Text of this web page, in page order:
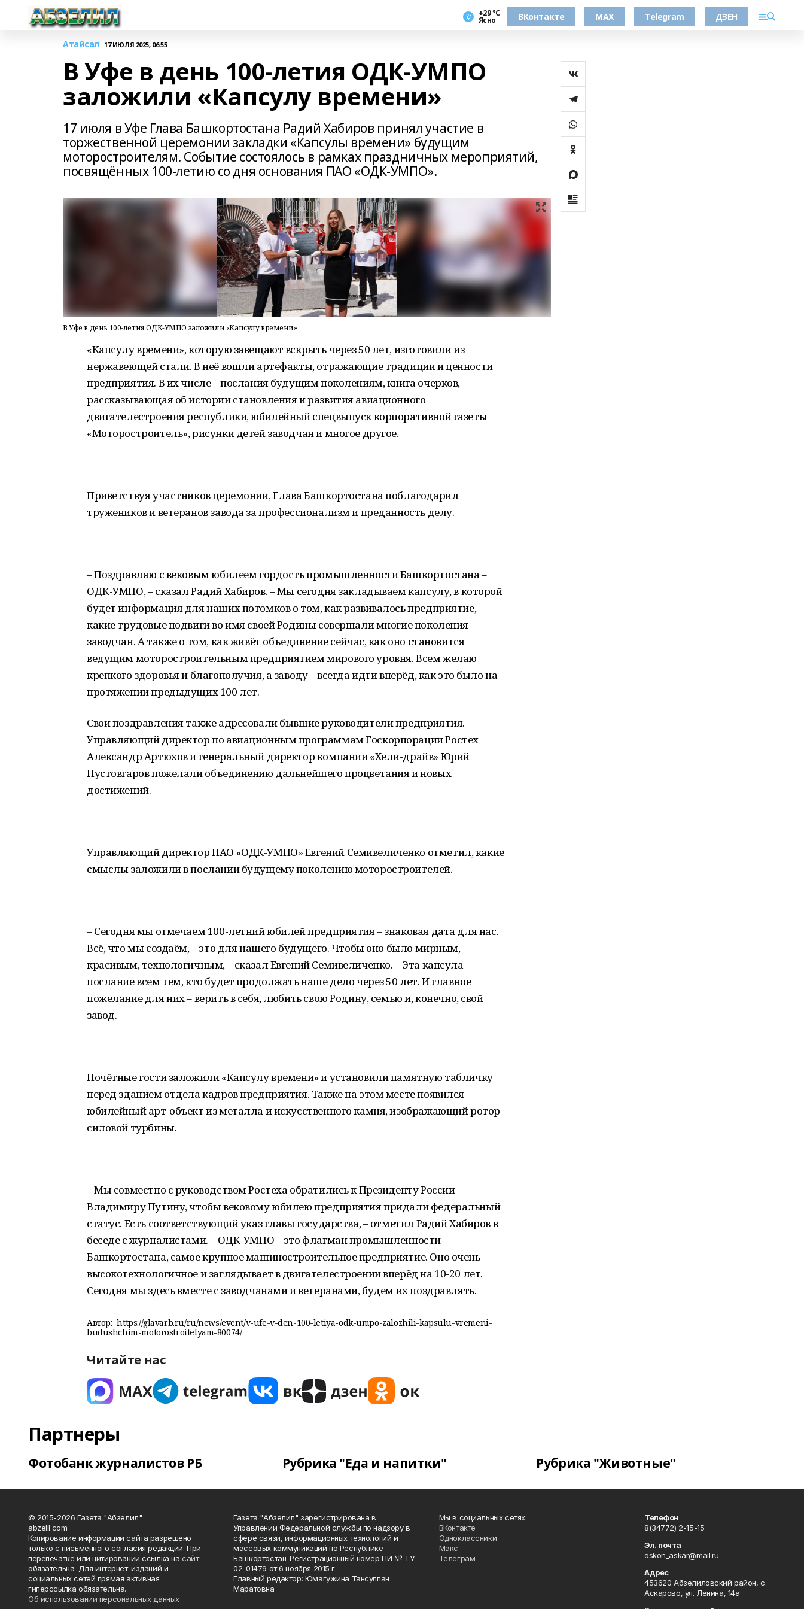
+29 °С
Ясно ВКонтакте MAX Telegram ДЗЕН
Атайсал 17 ИЮЛЯ 2025, 06:55
В Уфе в день 100-летия ОДК-УМПО
заложили «Капсулу времени»
17 июля в Уфе Глава Башкортостана Радий Хабиров принял участие в
торжественной церемонии закладки «Капсулы времени» будущим
моторостроителям. Событие состоялось в рамках праздничных мероприятий,
посвящённых 100-летию со дня основания ПАО «ОДК-УМПО».
В Уфе в день 100-летия ОДК-УМПО заложили «Капсулу времени»
«Капсулу времени», которую завещают вскрыть через 50 лет, изготовили из
нержавеющей стали. В неё вошли артефакты, отражающие традиции и ценности
предприятия. В их числе – послания будущим поколениям, книга очерков,
рассказывающая об истории становления и развития авиационного
двигателестроения республики, юбилейный спецвыпуск корпоративной газеты
«Моторостроитель», рисунки детей заводчан и многое другое.
Приветствуя участников церемонии, Глава Башкортостана поблагодарил
тружеников и ветеранов завода за профессионализм и преданность делу.
– Поздравляю с вековым юбилеем гордость промышленности Башкортостана –
ОДК-УМПО, – сказал Радий Хабиров. – Мы сегодня закладываем капсулу, в которой
будет информация для наших потомков о том, как развивалось предприятие,
какие трудовые подвиги во имя своей Родины совершали многие поколения
заводчан. А также о том, как живёт объединение сейчас, как оно становится
ведущим моторостроительным предприятием мирового уровня. Всем желаю
крепкого здоровья и благополучия, а заводу – всегда идти вперёд, как это было на
протяжении предыдущих 100 лет.
Свои поздравления также адресовали бывшие руководители предприятия.
Управляющий директор по авиационным программам Госкорпорации Ростех
Александр Артюхов и генеральный директор компании «Хели-драйв» Юрий
Пустовгаров пожелали объединению дальнейшего процветания и новых
достижений.
Управляющий директор ПАО «ОДК-УМПО» Евгений Семивеличенко отметил, какие
смыслы заложили в послании будущему поколению моторостроителей.
– Сегодня мы отмечаем 100-летний юбилей предприятия – знаковая дата для нас.
Всё, что мы создаём, – это для нашего будущего. Чтобы оно было мирным,
красивым, технологичным, – сказал Евгений Семивеличенко. – Эта капсула –
послание всем тем, кто будет продолжать наше дело через 50 лет. И главное
пожелание для них – верить в себя, любить свою Родину, семью и, конечно, свой
завод.
Почётные гости заложили «Капсулу времени» и установили памятную табличку
перед зданием отдела кадров предприятия. Также на этом месте появился
юбилейный арт-объект из металла и искусственного камня, изображающий ротор
силовой турбины.
– Мы совместно с руководством Ростеха обратились к Президенту России
Владимиру Путину, чтобы вековому юбилею предприятия придали федеральный
статус. Есть соответствующий указ главы государства, – отметил Радий Хабиров в
беседе с журналистами. – ОДК-УМПО – это флагман промышленности
Башкортостана, самое крупное машиностроительное предприятие. Оно очень
высокотехнологичное и заглядывает в двигателестроении вперёд на 10-20 лет.
Сегодня мы здесь вместе с заводчанами и ветеранами, будем их поздравлять.
Автор: https://glavarb.ru/ru/news/event/v-ufe-v-den-100-letiya-odk-umpo-zalozhili-kapsulu-vremeni-
budushchim-motorostroitelyam-80074/
Читайте нас
Партнеры
Фотобанк журналистов РБ Рубрика "Еда и напитки" Рубрика "Животные"
© 2015-2026 Газета "Абзелил"
abzelil.com
Копирование информации сайта разрешено
только с письменного согласия редакции. При
перепечатке или цитировании ссылка на сайт
обязательна. Для интернет-изданий и
социальных сетей прямая активная
гиперссылка обязательна.
Об использовании персональных данных
Газета "Абзелил" зарегистрирована в
Управлении Федеральной службы по надзору в
сфере связи, информационных технологий и
массовых коммуникаций по Республике
Башкортостан. Регистрационный номер ПИ № ТУ
02-01479 от 6 ноября 2015 г.
Главный редактор: Юмагужина Тансулпан
Маратовна
Мы в социальных сетях:
ВКонтакте
Одноклассники
Макс
Телеграм
Телефон
8(34772) 2-15-15
Эл. почта
oskon_askar@mail.ru
Адрес
453620 Абзелиловский район, с.
Аскарово, ул. Ленина, 14а